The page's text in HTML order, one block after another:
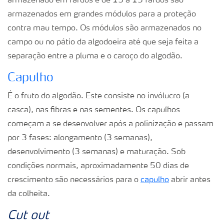
armazenados em grandes módulos para a proteção
contra mau tempo. Os módulos são armazenados no
campo ou no pátio da algodoeira até que seja feita a
separação entre a pluma e o caroço do algodão.
Capulho
É o fruto do algodão. Este consiste no invólucro (a
casca), nas fibras e nas sementes. Os capulhos
começam a se desenvolver após a polinização e passam
por 3 fases: alongamento (3 semanas),
desenvolvimento (3 semanas) e maturação. Sob
condições normais, aproximadamente 50 dias de
crescimento são necessários para o capulho abrir antes
da colheita.
Cut out